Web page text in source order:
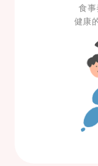
食事
健康